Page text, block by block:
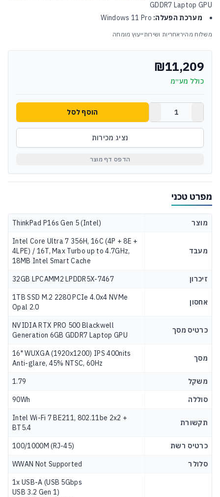
GDDR7 Laptop GPU
מערכת הפעלה:
משלוח מהיראחריות ושירות ייעוץ מומחה
₪11,209
כולל מע״מ
הוסף לסל
נציג מכירות
הדפס דף מוצר
מפרט טכני
מוצר ThinkPad P16s Gen 5 (Intel)
מעבד
Intel Core Ultra 7 356H, 16C (4P + 8E +
4LPE) / 16T, Max Turbo up to 4.7GHz,
18MB Intel Smart Cache
זיכרון 32GB LPCAMM2 LPDDR5X-7467
אחסון
1TB SSD M.2 2280 PCIe 4.0x4 NVMe
Opal 2.0
כרטיס מסך
NVIDIA RTX PRO 500 Blackwell
Generation 6GB GDDR7 Laptop GPU
מסך
16" WUXGA (1920x1200) IPS 400nits
Anti-glare, 45% NTSC, 60Hz
משקל 1.79
סוללה 90Wh
תקשורת
Intel Wi-Fi 7 BE211, 802.11be 2x2 +
BT5.4
כרטיס רשת 100/1000M (RJ-45)
סלולר WWAN Not Supported
1x USB-A (USB 5Gbps
USB 3.2 Gen 1)